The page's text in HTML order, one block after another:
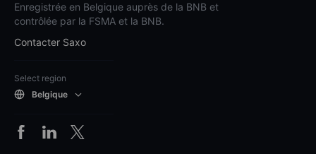
Enregistrée en Belgique auprès de la BNB et
contrôlée par la FSMA et la BNB.
Contacter Saxo
Select region
Belgique